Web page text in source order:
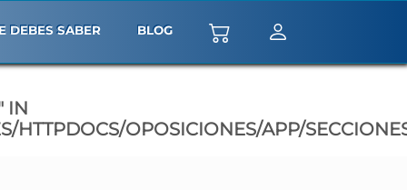
DEBES SABER BLOG
IN
OPOSICIONES/APP/